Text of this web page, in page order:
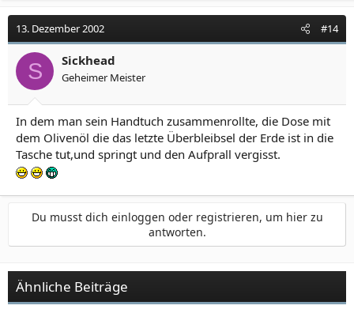
13. Dezember 2002 #14
S Sickhead
Geheimer Meister
In dem man sein Handtuch zusammenrollte, die Dose mit
dem Olivenöl die das letzte Überbleibsel der Erde ist in die
Tasche tut,und springt und den Aufprall vergisst.
Du musst dich einloggen oder registrieren, um hier zu
antworten.
Ähnliche Beiträge